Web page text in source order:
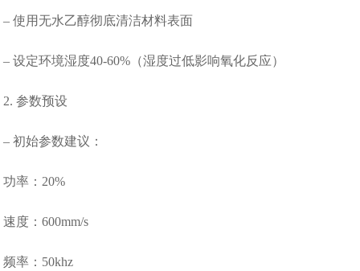
– 使用无水乙醇彻底清洁材料表面
– 设定环境湿度40-60%（湿度过低影响氧化反应）
2. 参数预设
– 初始参数建议：
功率：20%
速度：600mm/s
频率：50khz